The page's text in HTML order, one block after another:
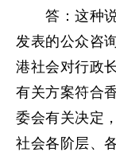
答：这种说
发表的公众咨
港社会对行政
有关方案符合
委会有关决定
社会各阶层、